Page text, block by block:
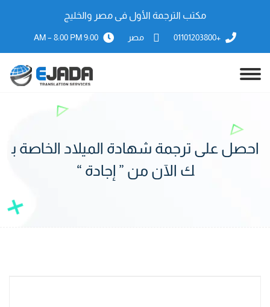
مكتب الترجمة الأول فى مصر والخليج
+01101203800 مصر 9:00 AM – 8:00 PM
احصل على ترجمة شهادة الميلاد الخاصة ب
ك الآن من ” إجادة “